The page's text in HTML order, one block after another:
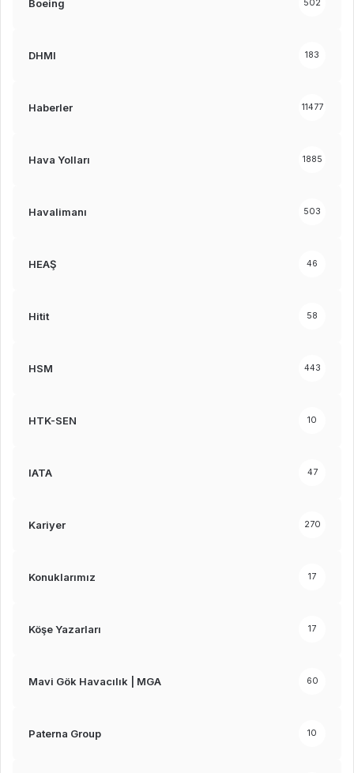
Boeing 502
DHMI 183
Haberler 11477
Hava Yolları 1885
Havalimanı 503
HEAŞ 46
Hitit 58
HSM 443
HTK-SEN 10
IATA 47
Kariyer 270
Konuklarımız 17
Köşe Yazarları 17
Mavi Gök Havacılık | MGA 60
Paterna Group 10